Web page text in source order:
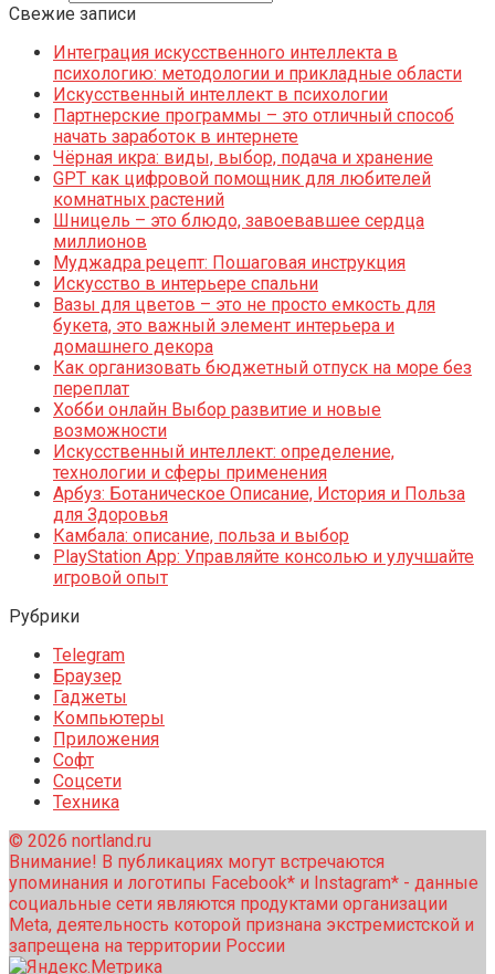
Свежие записи
Интеграция искусственного интеллекта в
психологию: методологии и прикладные области
Искусственный интеллект в психологии
Партнерские программы – это отличный способ
начать заработок в интернете
Чёрная икра: виды, выбор, подача и хранение
GPT как цифровой помощник для любителей
комнатных растений
Шницель – это блюдо, завоевавшее сердца
миллионов
Муджадра рецепт: Пошаговая инструкция
Искусство в интерьере спальни
Вазы для цветов – это не просто емкость для
букета, это важный элемент интерьера и
домашнего декора
Как организовать бюджетный отпуск на море без
переплат
Хобби онлайн Выбор развитие и новые
возможности
Искусственный интеллект: определение,
технологии и сферы применения
Арбуз: Ботаническое Описание, История и Польза
для Здоровья
Камбала: описание, польза и выбор
PlayStation App: Управляйте консолью и улучшайте
игровой опыт
Рубрики
Telegram
Браузер
Гаджеты
Компьютеры
Приложения
Софт
Соцсети
Техника
© 2026 nortland.ru
Внимание! В публикациях могут встречаются
упоминания и логотипы Facebook* и Instagram* - данные
социальные сети являются продуктами организации
Meta, деятельность которой признана экстремистской и
запрещена на территории России